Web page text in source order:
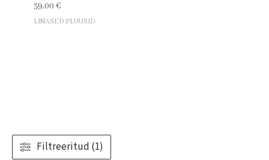
Filtreeritud (1)
59,00€
LINASED PLUUSID